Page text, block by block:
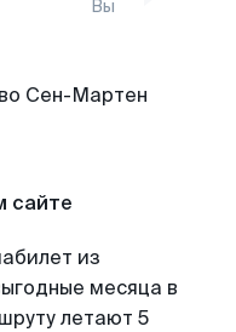
Вы
сайте
из
месяца в
летают 5